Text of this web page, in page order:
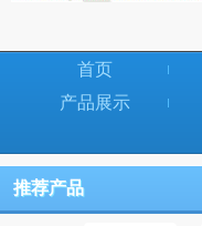
首页
产品展示
推荐产品